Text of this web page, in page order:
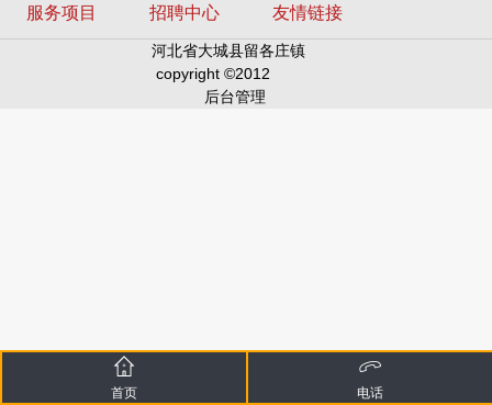
服务项目 招聘中心 友情链接
河北省大城县留各庄镇
copyright ©2012
后台管理
首页 电话